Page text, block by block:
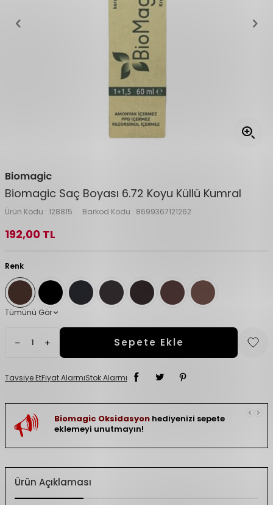
Biomagic
Biomagic Saç Boyası 6.72 Koyu Küllü Kumral
Ürün Kodu : 128815 Barkod Kodu : 8699367121262
192,00 TL
Renk
Tümünü Gör
Sepete Ekle
Tavsiye EtFiyat AlarmıStok Alarmı
Biomagic Oksidasyonhediyenizi sepete
eklemeyi unutmayın!
Ürün Açıklaması